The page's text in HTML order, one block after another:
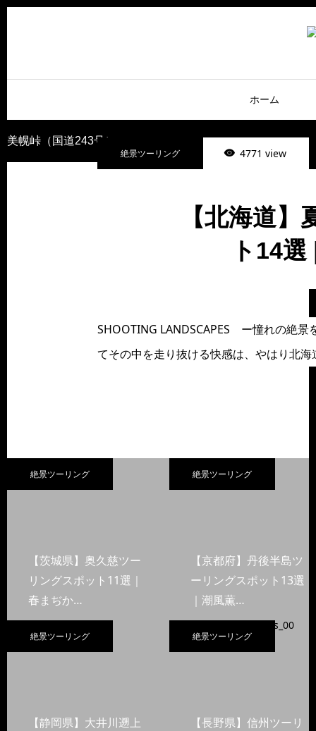
ホーム
美幌峠（国道243号）
絶景ツーリング
4771 view
【北海道
ト14
SHOOTING LANDSCAPES ー憧れの絶
てその中を走り抜ける快感は、やはり北
絶景ツーリング
【茨城県】奥久慈ツー
リングスポット11選｜
春まぢか…
絶景ツーリング
【京都府】丹後半島ツ
ーリングスポット13選
｜潮風薫…
絶景ツーリング
【静岡県】大井川遡上
絶景ツーリング
【長野県】信州ツーリ